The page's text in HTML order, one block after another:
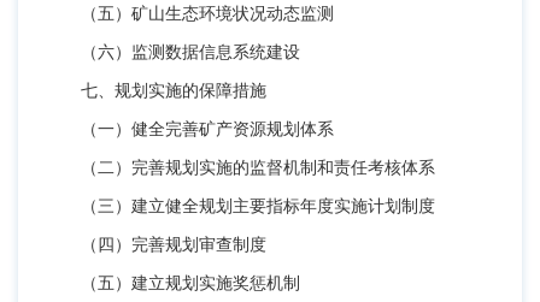
（五）矿山生态环境状况动态监测
（六）监测数据信息系统建设
七、规划实施的保障措施
（一）健全完善矿产资源规划体系
（二）完善规划实施的监督机制和责任考核体系
（三）建立健全规划主要指标年度实施计划制度
（四）完善规划审查制度
（五）建立规划实施奖惩机制